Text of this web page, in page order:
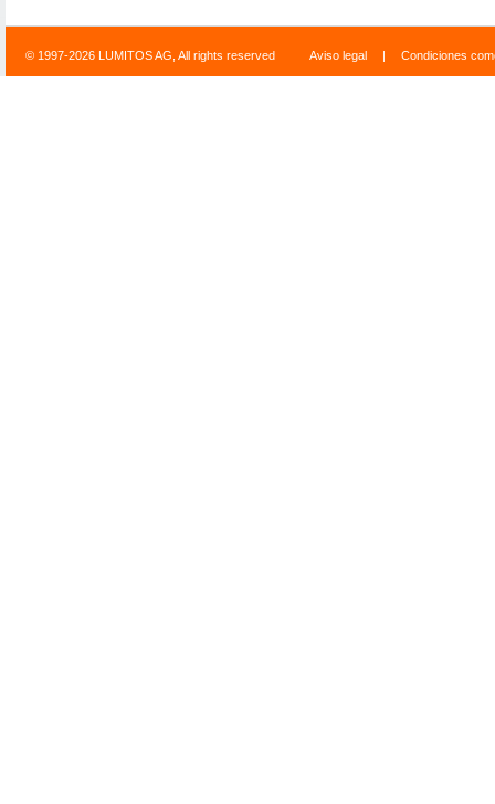
© 1997-2026 LUMITOS AG, All rights reserved Aviso legal | Condiciones